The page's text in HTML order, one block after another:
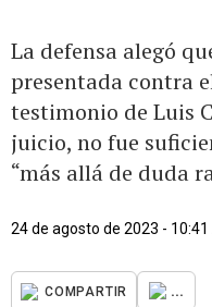
La defensa alegó
presentada contra
testimonio de Luis
juicio, no fue
“más allá de duda
24 de agosto de 2023 - 10:41
COMPARTIR ...